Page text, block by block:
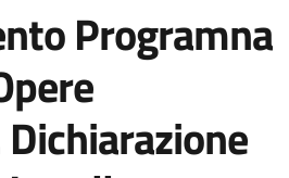
Programna